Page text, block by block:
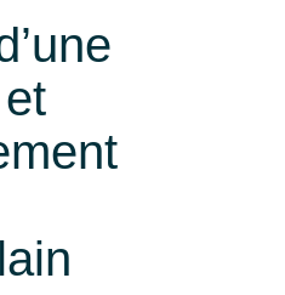
pharmacie
de magasin